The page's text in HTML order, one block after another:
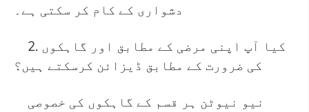
دشواری کے کام کر سکتی ہے۔
2. کیا آپ اپنی مرضی کے مطابق اور گاہکوں
کی ضرورت کے مطابق ڈیزائن کرسکتے ہیں؟